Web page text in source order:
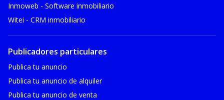
Inmoweb - Software inmobiliario
Witei - CRM inmobiliario
Publicadores particulares
Publica tu anuncio
Publica tu anuncio de alquiler
Publica tu anuncio de venta